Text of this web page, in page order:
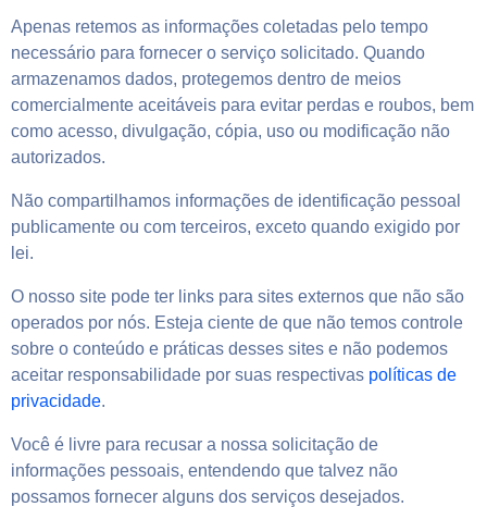
Apenas retemos as informações coletadas pelo tempo
necessário para fornecer o serviço solicitado. Quando
armazenamos dados, protegemos dentro de meios
comercialmente aceitáveis ​​para evitar perdas e roubos, bem
como acesso, divulgação, cópia, uso ou modificação não
autorizados.
Não compartilhamos informações de identificação pessoal
publicamente ou com terceiros, exceto quando exigido por
lei.
O nosso site pode ter links para sites externos que não são
operados por nós. Esteja ciente de que não temos controle
sobre o conteúdo e práticas desses sites e não podemos
aceitar responsabilidade por suas respectivas políticas de
privacidade.
Você é livre para recusar a nossa solicitação de
informações pessoais, entendendo que talvez não
possamos fornecer alguns dos serviços desejados.